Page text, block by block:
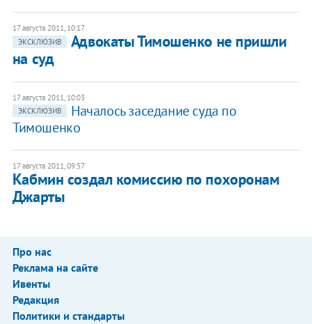
17 августа 2011, 10:17
ЭКСКЛЮЗИВ
Адвокаты Тимошенко не пришли
на суд
17 августа 2011, 10:03
ЭКСКЛЮЗИВ
Началось заседание суда по
Тимошенко
17 августа 2011, 09:57
Кабмин создал комиссию по похоронам
Джарты
Про нас
Реклама на сайте
Ивенты
Редакция
Политики и стандарты